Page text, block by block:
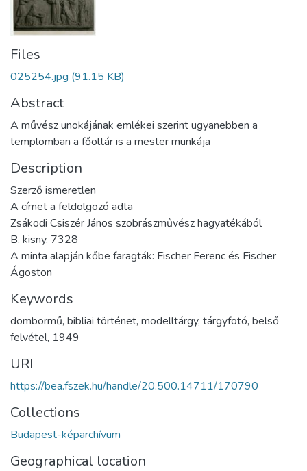
Files
025254.jpg (91.15 KB)
Abstract
A művész unokájának emlékei szerint ugyanebben a
templomban a főoltár is a mester munkája
Description
Szerző ismeretlen
A címet a feldolgozó adta
Zsákodi Csiszér János szobrászművész hagyatékából
B. kisny. 7328
A minta alapján kőbe faragták: Fischer Ferenc és Fischer
Ágoston
Keywords
dombormű, bibliai történet, modelltárgy, tárgyfotó, belső
felvétel, 1949
URI
https://bea.fszek.hu/handle/20.500.14711/170790
Collections
Budapest-képarchívum
Geographical location